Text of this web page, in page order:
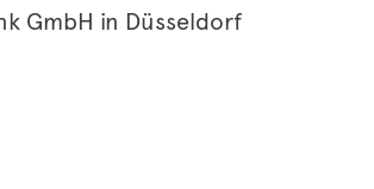
GmbH in Düsseldorf